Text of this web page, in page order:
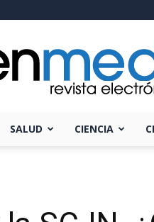
SALUD CIENCIA